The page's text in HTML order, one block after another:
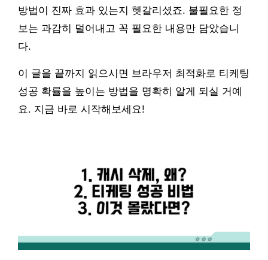
방법이 진짜 효과 있는지 헷갈리셨죠. 불필요한 정
보는 과감히 덜어내고 꼭 필요한 내용만 담았습니
다.
이 글을 끝까지 읽으시면 브라우저 최적화로 티케팅
성공 확률을 높이는 방법을 명확히 알게 되실 거예
요. 지금 바로 시작해보세요!